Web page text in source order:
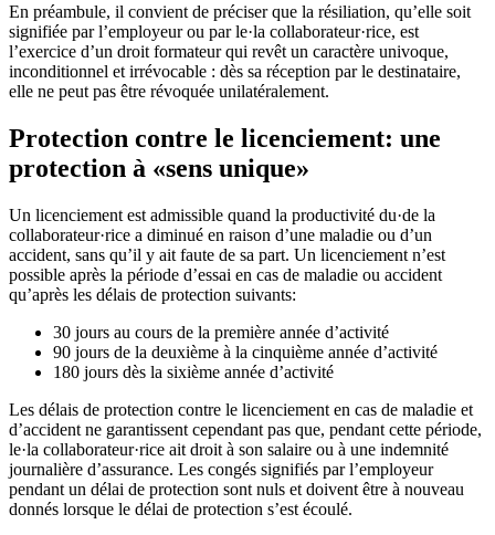
En préambule, il convient de préciser que la résiliation, qu’elle soit
signifiée par l’employeur ou par le·la collaborateur·rice, est
l’exercice d’un droit formateur qui revêt un caractère univoque,
inconditionnel et irrévocable : dès sa réception par le destinataire,
elle ne peut pas être révoquée unilatéralement.
Protection contre le licenciement: une
protection à «sens unique»
Un licenciement est admissible quand la productivité du·de la
collaborateur·rice a diminué en raison d’une maladie ou d’un
accident, sans qu’il y ait faute de sa part. Un licenciement n’est
possible après la période d’essai en cas de maladie ou accident
qu’après les délais de protection suivants:
30 jours au cours de la première année d’activité
90 jours de la deuxième à la cinquième année d’activité
180 jours dès la sixième année d’activité
Les délais de protection contre le licenciement en cas de maladie et
d’accident ne garantissent cependant pas que, pendant cette période,
le·la collaborateur·rice ait droit à son salaire ou à une indemnité
journalière d’assurance. Les congés signifiés par l’employeur
pendant un délai de protection sont nuls et doivent être à nouveau
donnés lorsque le délai de protection s’est écoulé.